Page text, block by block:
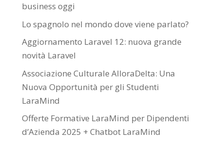
business oggi
Lo spagnolo nel mondo dove viene parlato?
Aggiornamento Laravel 12: nuova grande
novità Laravel
Associazione Culturale AlloraDelta: Una
Nuova Opportunità per gli Studenti
LaraMind
Offerte Formative LaraMind per Dipendenti
d’Azienda 2025 + Chatbot LaraMind